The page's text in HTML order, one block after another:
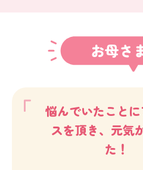
お母さ
悩んでいたこと
スを頂き、元気
た！